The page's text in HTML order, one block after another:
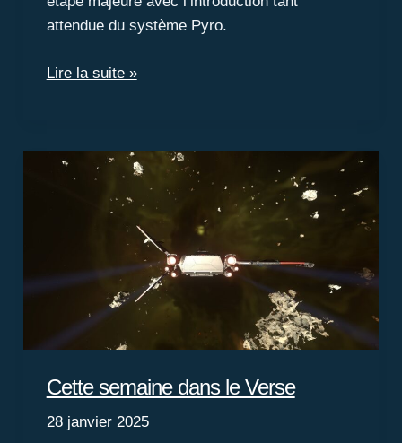
attendue du système Pyro.
Sortie
Lire la suite »
Cette semaine dans le Verse
28 janvier 2025